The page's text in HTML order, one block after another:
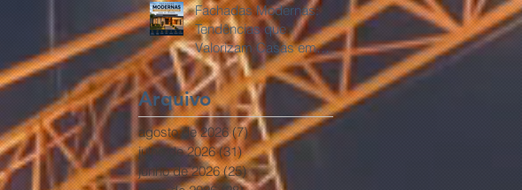
Fachadas Modernas:
Tendências que
Valorizam Casas em
Brasília
Arquivo
agosto de 2026 (7)7 posts
julho de 2026 (31)31 posts
junho de 2026 (25)25 posts